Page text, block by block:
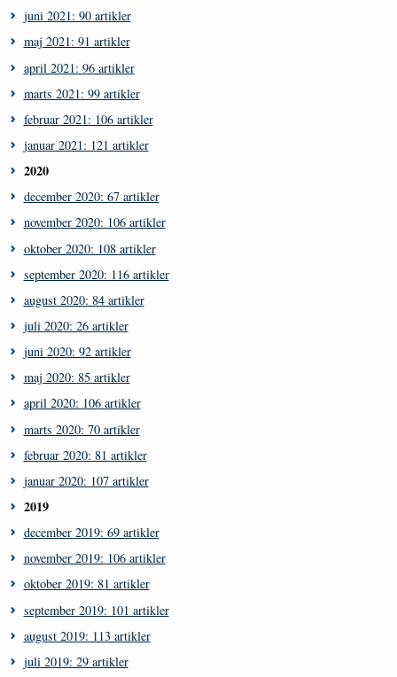
juni 2021: 90 artikler
maj 2021: 91 artikler
april 2021: 96 artikler
marts 2021: 99 artikler
februar 2021: 106 artikler
januar 2021: 121 artikler
2020
december 2020: 67 artikler
november 2020: 106 artikler
oktober 2020: 108 artikler
september 2020: 116 artikler
august 2020: 84 artikler
juli 2020: 26 artikler
juni 2020: 92 artikler
maj 2020: 85 artikler
april 2020: 106 artikler
marts 2020: 70 artikler
februar 2020: 81 artikler
januar 2020: 107 artikler
2019
december 2019: 69 artikler
november 2019: 106 artikler
oktober 2019: 81 artikler
september 2019: 101 artikler
august 2019: 113 artikler
juli 2019: 29 artikler